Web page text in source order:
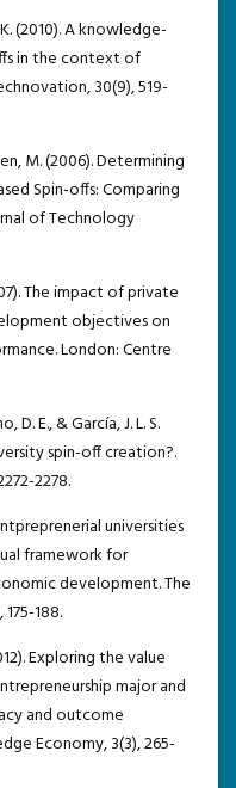
(2010). A knowledge-
in the context of
30(9), 519-
M. (2006). Determining
Spin-offs: Comparing
of Technology
The impact of private
objectives on
London: Centre
E., & García, J. L. S.
spin-off creation?.
2278.
universities
framework for
development. The
188.
Exploring the value
major and
and outcome
Economy, 3(3), 265-